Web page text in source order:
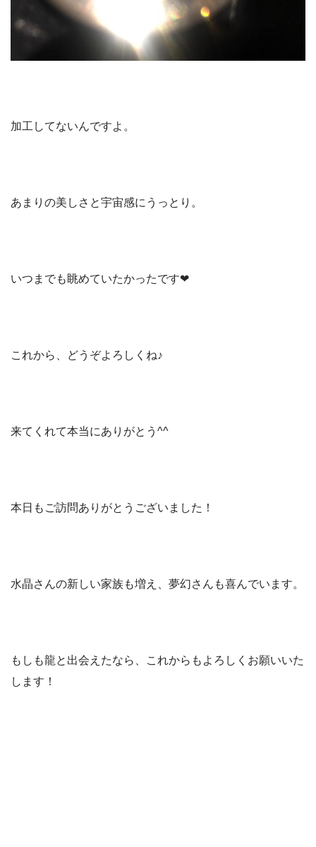
加工してないんですよ。
あまりの美しさと宇宙感にうっとり。
いつまでも眺めていたかったです❤
これから、どうぞよろしくね♪
来てくれて本当にありがとう^^
本日もご訪問ありがとうございました！
水晶さんの新しい家族も増え、夢幻さんも喜んでいます。
もしも龍と出会えたなら、これからもよろしくお願いいた
します！